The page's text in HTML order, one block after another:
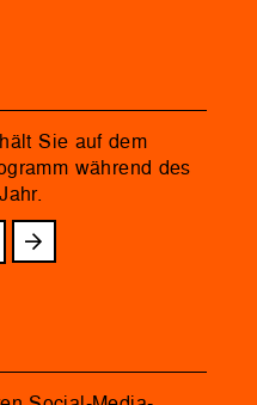
Sie auf dem
während des